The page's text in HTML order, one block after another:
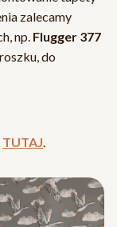
zalecamy
np. Flugger 377
do
TUTAJ.